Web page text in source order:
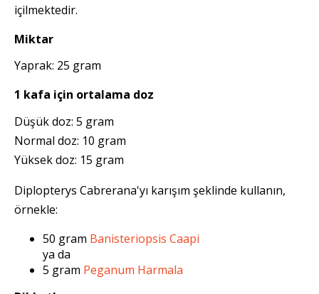
içilmektedir.
Miktar
Yaprak: 25 gram
1 kafa için ortalama doz
Düşük doz: 5 gram
Normal doz: 10 gram
Yüksek doz: 15 gram
Diplopterys Cabrerana'yı karışım şeklinde kullanın,
örnekle:
50 gram Banisteriopsis Caapi
ya da
5 gram Peganum Harmala